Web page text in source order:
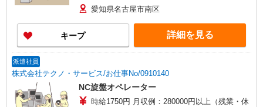
給 愛知県名古屋市南区
キープ 詳細を見る
派遣社員
株式会社テクノ・サービス/お仕事No/0910140
NC旋盤オペレーター
時給1750円 月収例：280000円以上（残業・休